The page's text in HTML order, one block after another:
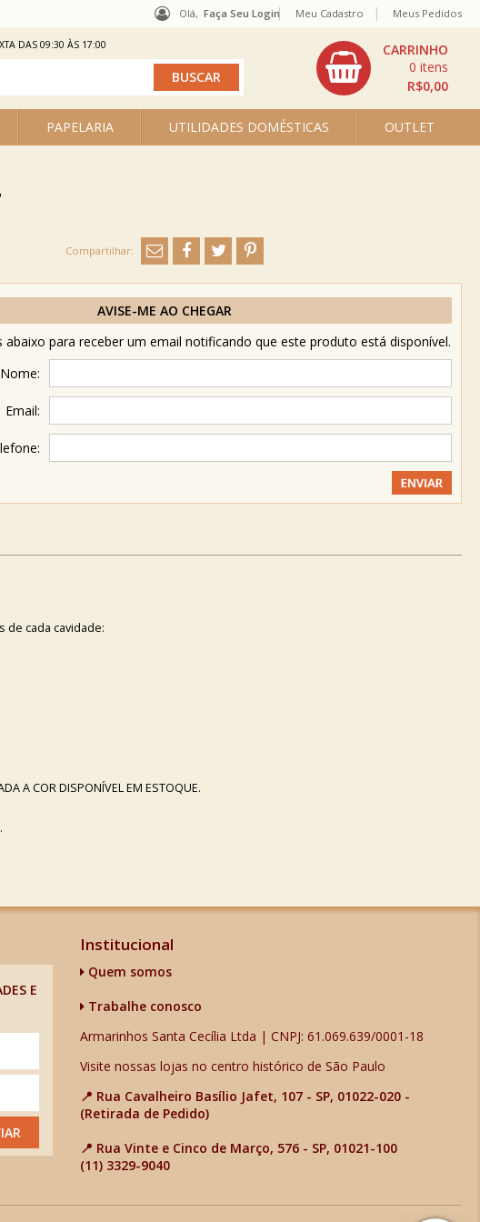
Olá, Faça Seu Login
PAPELARIA UTILIDADES DOMÉSTICAS OUTLET
R$0,00
0
Meu Cadastro Meus Pedidos
DAS 09:30 ÀS 17:00
AVISE-ME AO CHEGAR
abaixo para receber um email notificando que este produto está disponível.
Nome:
Email:
de cada cavidade:
A COR DISPONÍVEL EM ESTOQUE.
E
Institucional
Quem somos
Trabalhe conosco
Armarinhos Santa Cecília Ltda | CNPJ: 61.069.639/0001-18
Visite nossas lojas no centro histórico de São Paulo
📍 Rua Cavalheiro Basílio Jafet, 107 - SP, 01022-020 -
(Retirada de Pedido)
📍 Rua Vinte e Cinco de Março, 576 - SP, 01021-100
(11) 3329-9040